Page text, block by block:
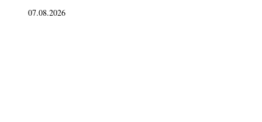
07.08.2026